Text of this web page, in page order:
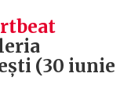
(30 iunie